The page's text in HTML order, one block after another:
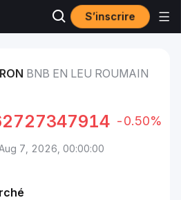
S’inscrire
BNB to Leu roumain
BNB EN LEU ROUMAIN
-0.50%
7, 2026, 00:00:00